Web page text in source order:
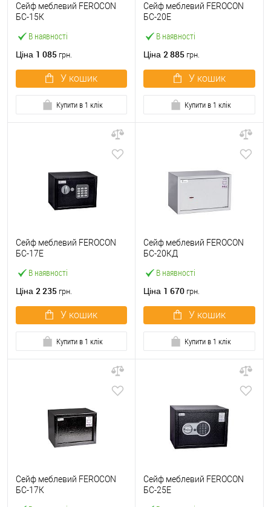
В наявності
Сейф меблевий FEROCON
БС-15К
Ціна 1 085 грн.
У кошик
Купити в 1 клік
В наявності
Сейф меблевий FEROCON
БС-20Е
Ціна 2 885 грн.
У кошик
Купити в 1 клік
В наявності
Сейф меблевий FEROCON
БС-17Е
Ціна 2 235 грн.
У кошик
Купити в 1 клік
В наявності
Сейф меблевий FEROCON
БС-20КД
Ціна 1 670 грн.
У кошик
Купити в 1 клік
Сейф меблевий FEROCON
БС-17К
Сейф меблевий FEROCON
БС-25Е